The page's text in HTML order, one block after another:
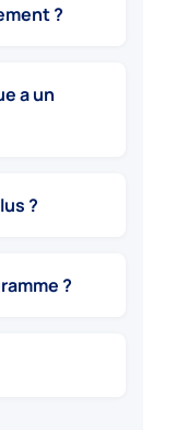
?
a un
?
?